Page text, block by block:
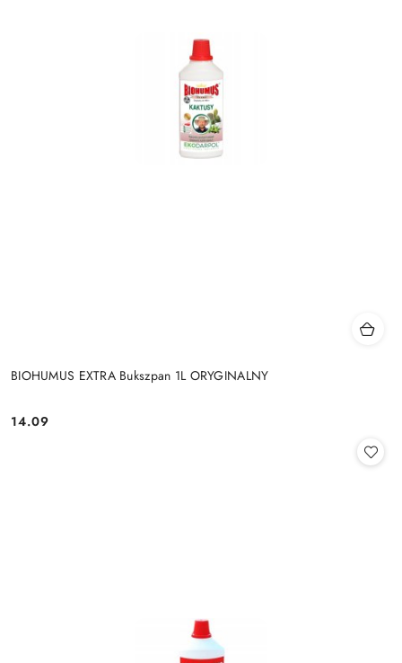
BIOHUMUS EXTRA Bukszpan 1L ORYGINALNY
Cena:
14.09